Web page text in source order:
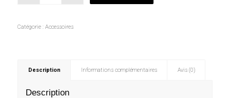
Catégorie : Accessoires
Description Informations complémentaires Avis (0)
Description